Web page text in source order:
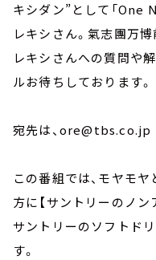
キシダン”として「One
レキシさん。氣志團万
レキシさんへの質問や
ルお待ちしております。
宛先は、ore@tbs.co.jp
この番組では、モヤモ
方に【サントリーのノン
サントリーのソフトド
す。